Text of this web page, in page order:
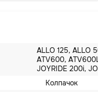
ALLO 125, ALLO
ATV600,
JOYRIDE 200i,
Колпачок